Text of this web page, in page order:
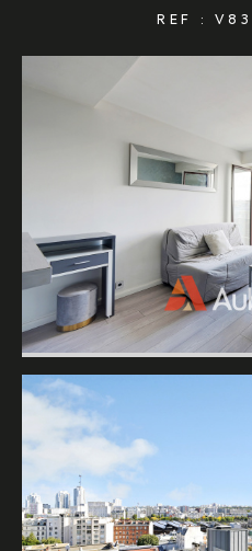
REF :